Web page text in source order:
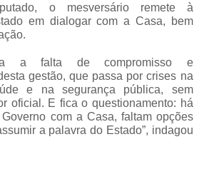
o mesversário remete à
em dialogar com a Casa, bem
a falta de compromisso e
gestão, que passa por crises na
e na segurança pública, sem
oficial. E fica o questionamento: há
com a Casa, faltam opções
a palavra do Estado”, indagou